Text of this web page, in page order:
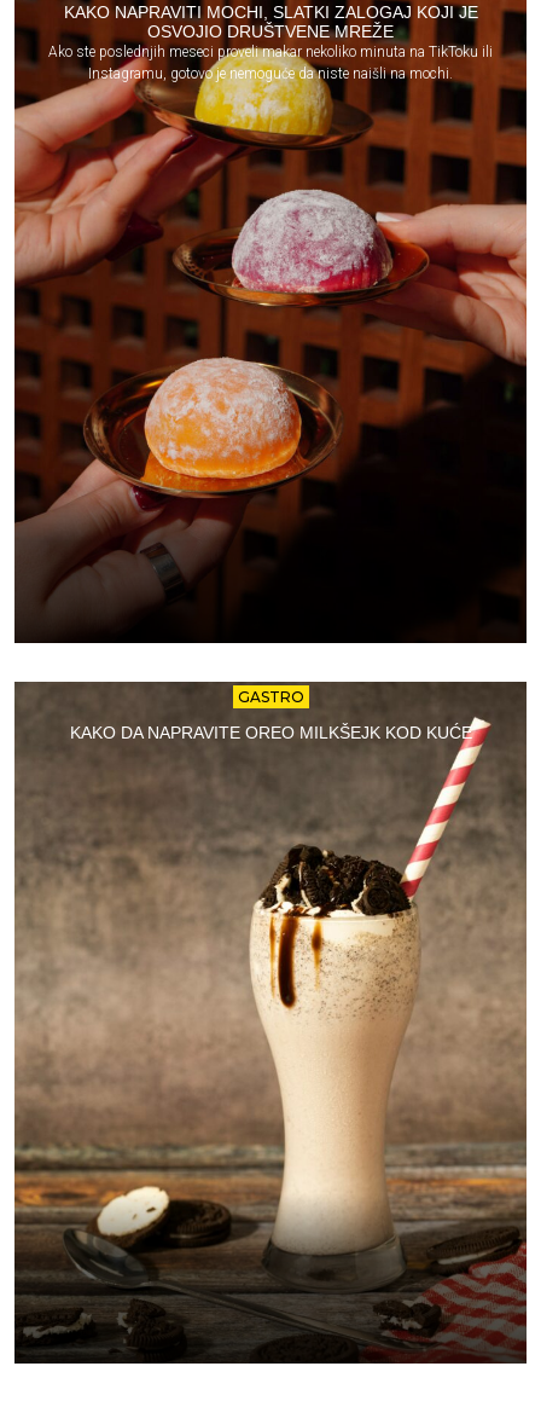
KAKO NAPRAVITI MOCHI, SLATKI ZALOGAJ KOJI JE
OSVOJIO DRUŠTVENE MREŽE
Ako ste poslednjih meseci proveli makar nekoliko minuta na TikToku ili
Instagramu, gotovo je nemoguće da niste naišli na mochi.
GASTRO
KAKO DA NAPRAVITE OREO MILKŠEJK KOD KUĆE